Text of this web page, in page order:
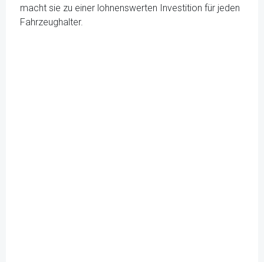
macht sie zu einer lohnenswerten Investition für jeden
Fahrzeughalter.